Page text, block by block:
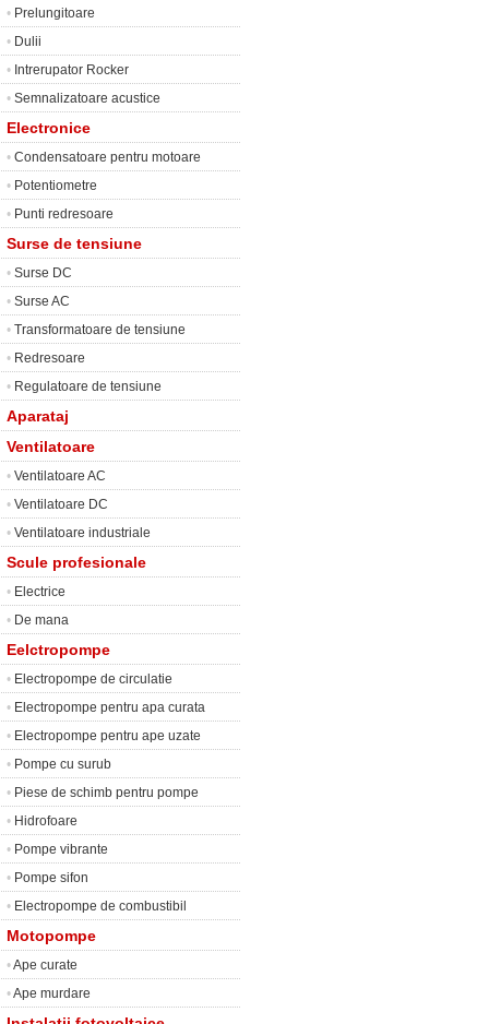
• Prelungitoare
• Dulii
• Intrerupator Rocker
• Semnalizatoare acustice
Electronice
• Condensatoare pentru motoare
• Potentiometre
• Punti redresoare
Surse de tensiune
• Surse DC
• Surse AC
• Transformatoare de tensiune
• Redresoare
• Regulatoare de tensiune
Aparataj
Ventilatoare
• Ventilatoare AC
• Ventilatoare DC
• Ventilatoare industriale
Scule profesionale
• Electrice
• De mana
Eelctropompe
• Electropompe de circulatie
• Electropompe pentru apa curata
• Electropompe pentru ape uzate
• Pompe cu surub
• Piese de schimb pentru pompe
• Hidrofoare
• Pompe vibrante
• Pompe sifon
• Electropompe de combustibil
Motopompe
•Ape curate
•Ape murdare